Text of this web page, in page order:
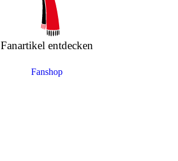
Fanartikel entdecken
Fanshop